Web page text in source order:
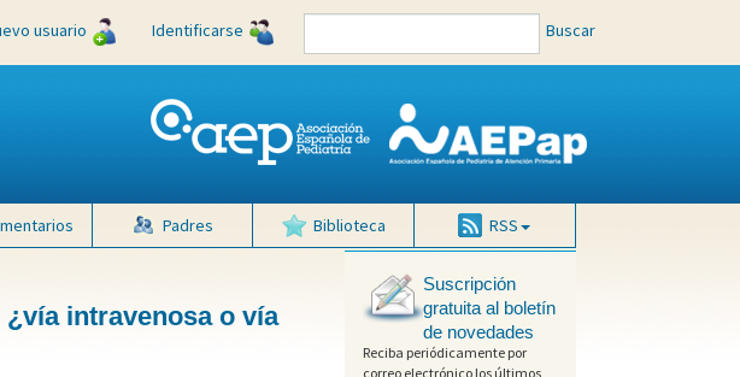
usuario Identificarse Buscar
Padres Biblioteca RSS
intravenosa o vía
Suscripción
gratuita al boletín
de novedades
Reciba periódicamente por
correo electrónico los últimos